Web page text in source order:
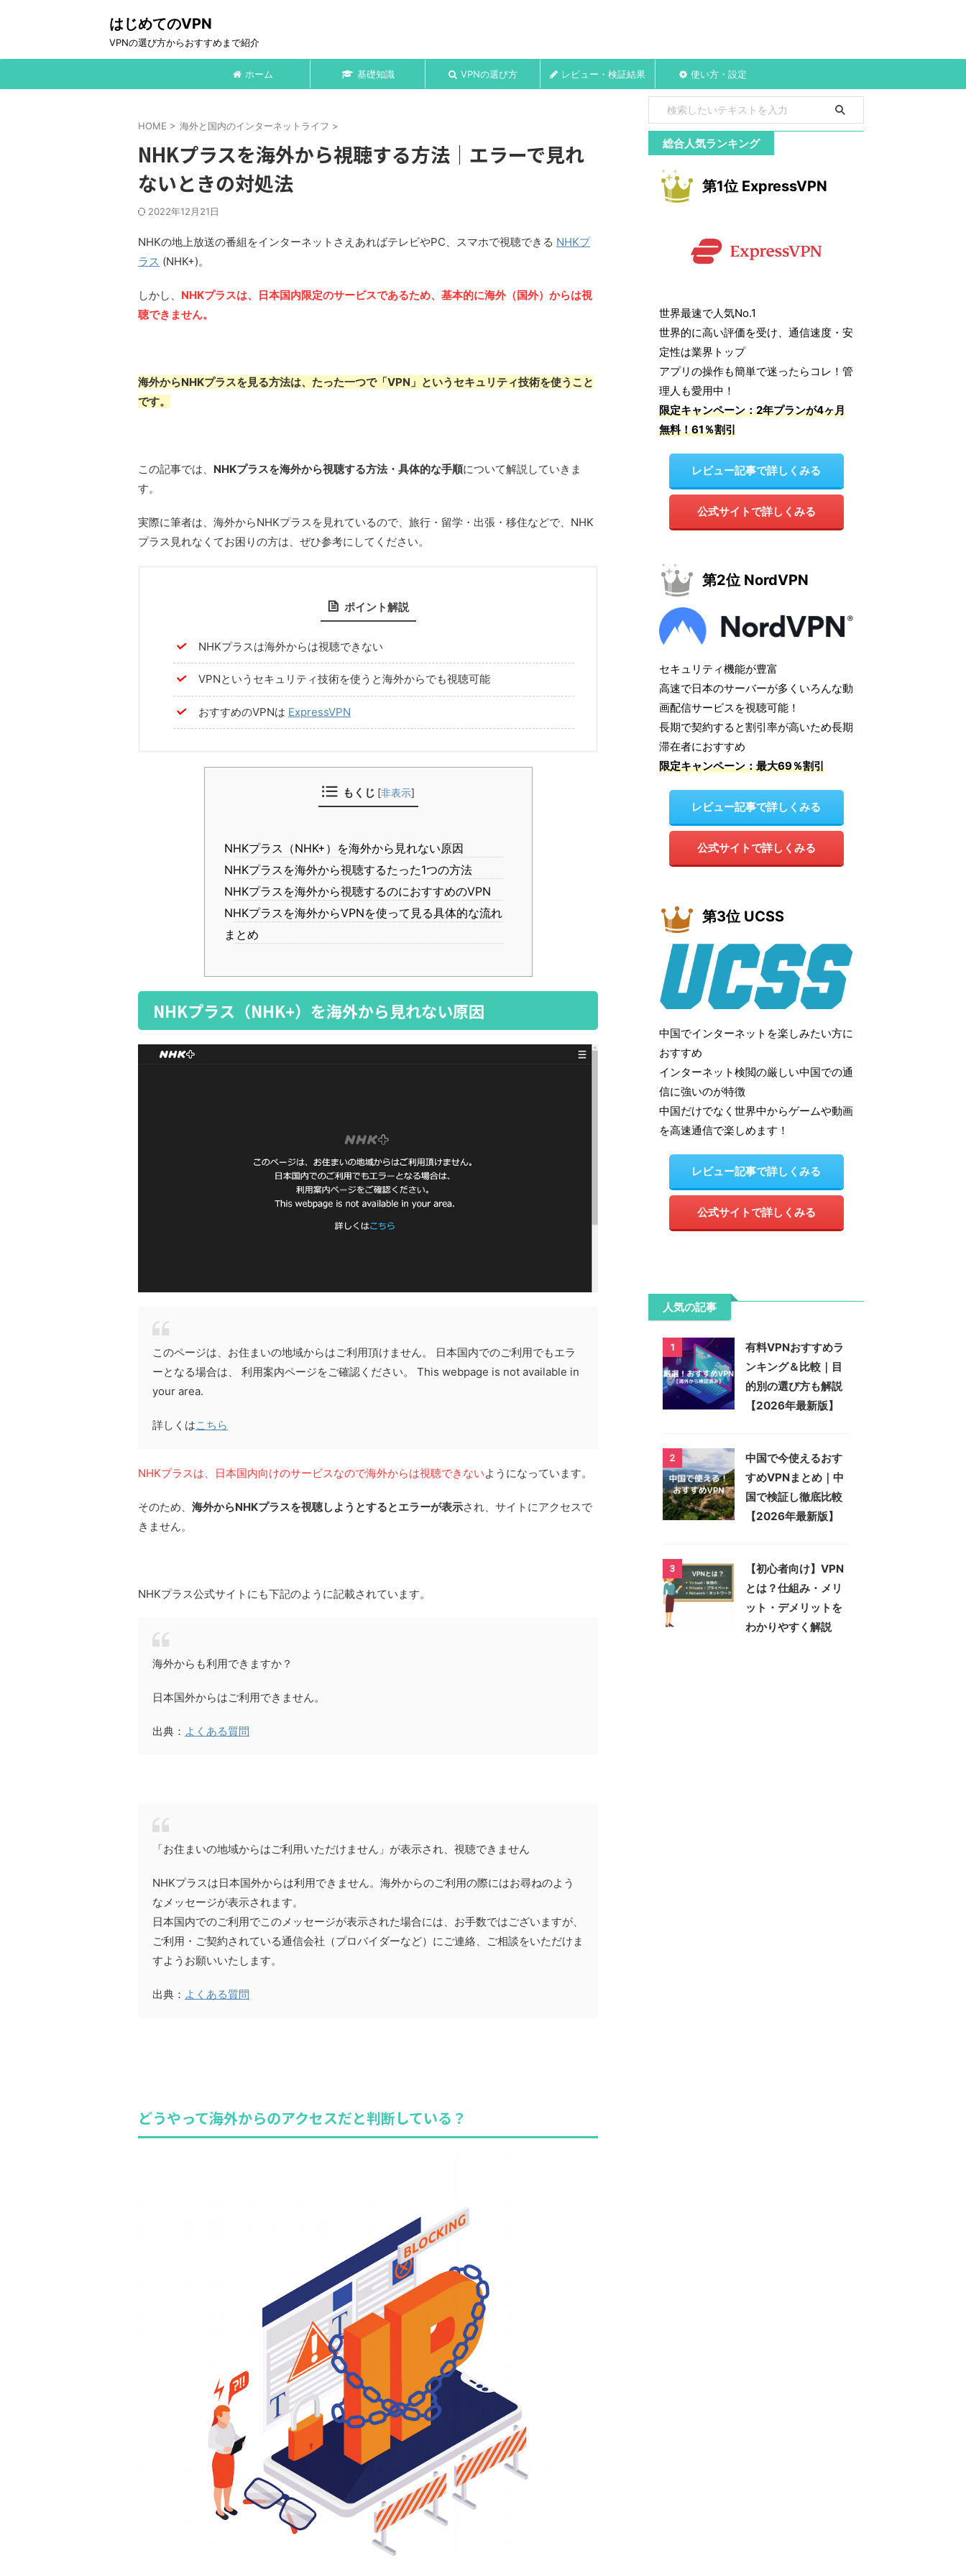
はじめてのVPN
VPNの選び方からおすすめまで紹介
ホーム 基礎知識 VPNの選び方 レビュー・検証結果 使い方・設定
HOME > 海外と国内のインターネットライフ >
NHKプラスを海外から視聴する方法｜エラーで見れ
ないときの対処法
2022年12月21日
NHKの地上放送の番組をインターネットさえあればテレビやPC、スマホで視聴できる NHKプ
ラス (NHK+)。
しかし、 NHKプラスは、日本国内限定のサービスであるため、基本的に海外（国外）からは視
聴できません。
海外からNHKプラスを見る方法は、たった一つで「VPN」というセキュリティ技術を使うこと
です。
この記事では、 NHKプラスを海外から視聴する方法・具体的な手順について解説していきま
す。
実際に筆者は、海外からNHKプラスを見れているので、旅行・留学・出張・移住などで、NHK
プラス見れなくてお困りの方は、ぜひ参考にしてください。
ポイント解説
NHKプラスは海外からは視聴できない
VPNというセキュリティ技術を使うと海外からでも視聴可能
おすすめのVPNは ExpressVPN
もくじ [非表示]
NHKプラス（NHK+）を海外から見れない原因
NHKプラスを海外から視聴するたった1つの方法
NHKプラスを海外から視聴するのにおすすめのVPN
NHKプラスを海外からVPNを使って見る具体的な流れ
まとめ
NHKプラス（NHK+）を海外から見れない原因
このページは、お住まいの地域からはご利用頂けません。 日本国内でのご利用でもエラ
ーとなる場合は、 利用案内ページをご確認ください。 This webpage is not available in
your area.
詳しくはこちら
NHKプラスは、日本国内向けのサービスなので海外からは視聴できないようになっています。
そのため、 海外からNHKプラスを視聴しようとするとエラーが表示され、サイトにアクセスで
きません。
NHKプラス公式サイトにも下記のように記載されています。
海外からも利用できますか？
日本国外からはご利用できません。
出典： よくある質問
「お住まいの地域からはご利用いただけません」が表示され、視聴できません
NHKプラスは日本国外からは利用できません。海外からのご利用の際にはお尋ねのよう
なメッセージが表示されます。
日本国内でのご利用でこのメッセージが表示された場合には、お手数ではございますが、
ご利用・ご契約されている通信会社（プロバイダーなど）にご連絡、ご相談をいただけま
すようお願いいたします。
出典： よくある質問
どうやって海外からのアクセスだと判断している？
総合人気ランキング
第1位 ExpressVPN
世界最速で人気No.1
世界的に高い評価を受け、通信速度・安
定性は業界トップ
アプリの操作も簡単で迷ったらコレ！管
理人も愛用中！
限定キャンペーン：2年プランが4ヶ月
無料！61％割引
レビュー記事で詳しくみる
公式サイトで詳しくみる
第2位 NordVPN
セキュリティ機能が豊富
高速で日本のサーバーが多くいろんな動
画配信サービスを視聴可能！
長期で契約すると割引率が高いため長期
滞在者におすすめ
限定キャンペーン：最大69％割引
レビュー記事で詳しくみる
公式サイトで詳しくみる
第3位 UCSS
中国でインターネットを楽しみたい方に
おすすめ
インターネット検閲の厳しい中国での通
信に強いのが特徴
中国だけでなく世界中からゲームや動画
を高速通信で楽しめます！
レビュー記事で詳しくみる
公式サイトで詳しくみる
人気の記事
1
有料VPNおすすめラ
ンキング＆比較｜目
的別の選び方も解説
【2026年最新版】
2
中国で今使えるおす
すめVPNまとめ｜中
国で検証し徹底比較
【2026年最新版】
3
【初心者向け】VPN
とは？仕組み・メリ
ット・デメリットを
わかりやすく解説